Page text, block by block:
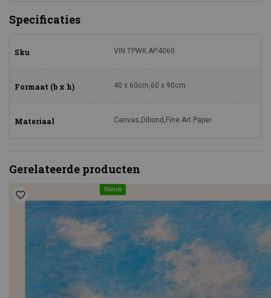
Specificaties
Sku VIN.TPWK.AP.4060
Formaat (b x h) 40 x 60cm,60 x 90cm
Materiaal Canvas,Dibond,Fine Art Paper
Gerelateerde producten
Nieuw